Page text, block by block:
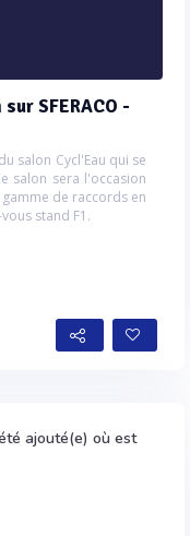
SFERACO -
salon Cycl'Eau qui se
salon sera l'occasion
de raccords en
stand F1.
ajouté(e) où est